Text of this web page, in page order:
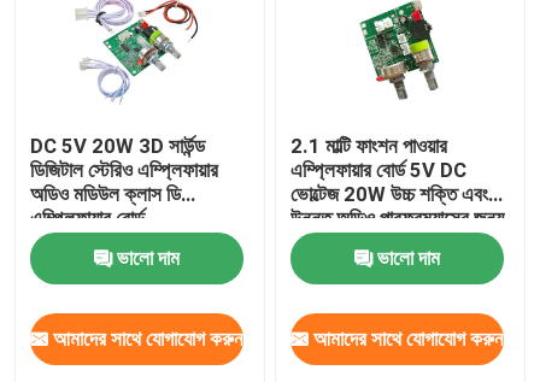
DC 5V 20W 3D সার্উন্ড
ডিজিটাল স্টেরিও এম্প্লিফায়ার
অডিও মডিউল ক্লাস ডি
এম্প্লিফায়ার বোর্ড
ভালো দাম
আমাদের সাথে যোগাযোগ করুন
2.1 মাল্টি ফাংশন পাওয়ার
এম্প্লিফায়ার বোর্ড 5V DC
ভোল্টেজ 20W উচ্চ শক্তি এবং
উন্নত অডিও পারফরম্যান্সের জন্য
3A বর্তমান সহ
ভালো দাম
আমাদের সাথে যোগাযোগ করুন